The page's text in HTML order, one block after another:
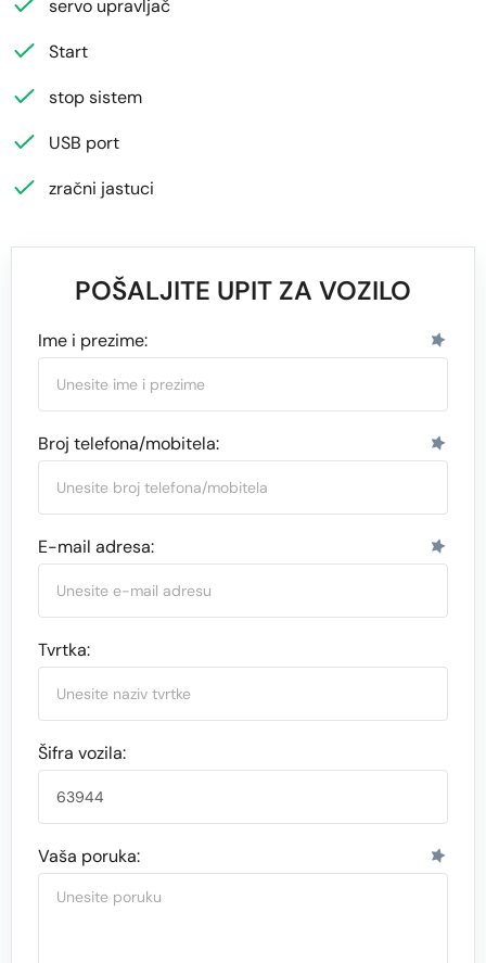
servo upravljač
Start
stop sistem
USB port
zračni jastuci
POŠALJITE UPIT ZA VOZILO
Ime i prezime:
Broj telefona/mobitela:
E-mail adresa:
Tvrtka:
Šifra vozila:
Vaša poruka: